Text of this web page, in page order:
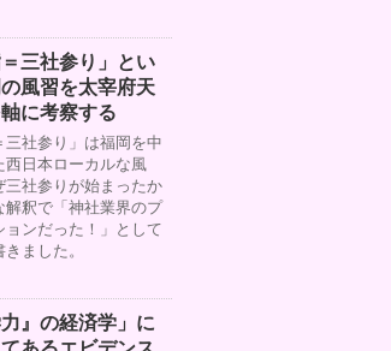
＝三社参り」とい
風習を太宰府天
に考察する
三社参り」は福岡を中
西日本ローカルな風
三社参りが始まったか
解釈で「神社業界のプ
ョンだった！」として
ました。
力』の経済学」に